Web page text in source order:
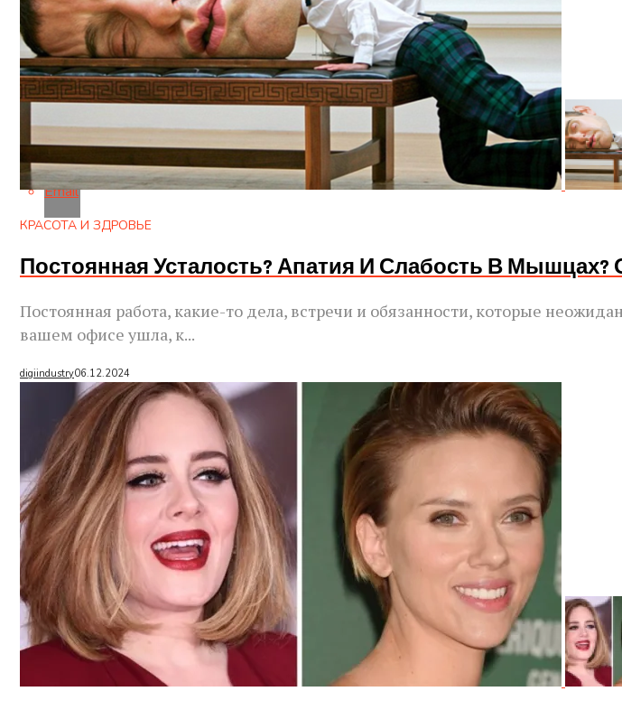
Pinterest
Whatsapp
Whatsapp
Email
КРАСОТА И ЗДРОВЬЕ
Постоянная Усталость? Апатия И Слабость В
Постоянная работа, какие-то дела, встречи и обязанности, которые
вашем офисе ушла, к...
digiindustry06.12.2024